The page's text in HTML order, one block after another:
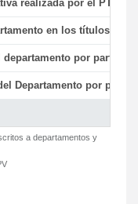
realizada por el PTGAS
en los títulos de
por parte
Departamento por parte
a departamentos y